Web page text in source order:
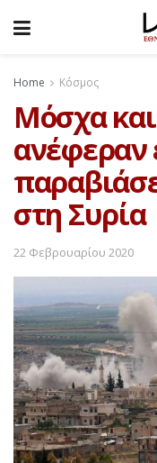
Home Κόσμος
Μόσχα
ανέφεραν
στη Συρία
22 Φεβρουαρίου 2020